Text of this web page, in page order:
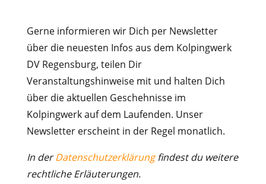
Gerne informieren wir Dich per Newsletter
über die neuesten Infos aus dem Kolpingwerk
DV Regensburg, teilen Dir
Veranstaltungshinweise mit und halten Dich
über die aktuellen Geschehnisse im
Kolpingwerk auf dem Laufenden. Unser
Newsletter erscheint in der Regel monatlich.
In derDatenschutzerklärungfindest du weitere
rechtliche Erläuterungen.